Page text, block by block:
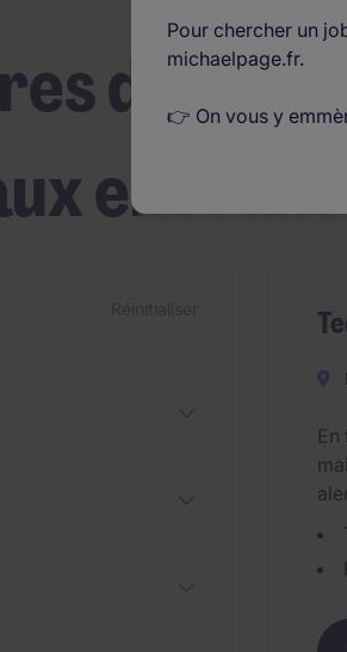
d'emploi
en
Pour chercher un
michaelpage.fr.
👉 On vous y